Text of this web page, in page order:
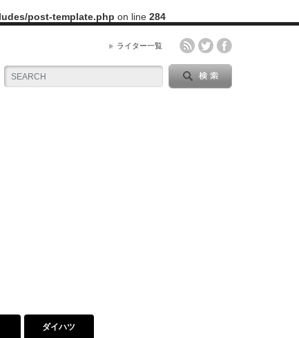
post-template.php on line 284
ライター一覧
ダイハツ